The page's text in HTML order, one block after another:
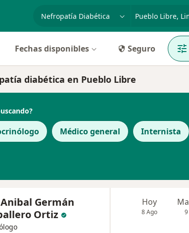
especialidad, enfermedad o nombre
Fechas disponibles Seguro
diabética en Pueblo Libre
Médico general Internista
Germán
Ortiz
Hoy
8 Ago